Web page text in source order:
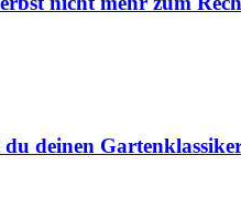
deinen